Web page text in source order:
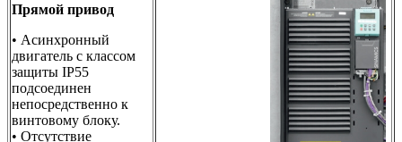
Прямой привод
• Асинхронный
двигатель с классом
защиты IP55
подсоединен
непосредственно к
винтовому блоку.
• Отсутствие